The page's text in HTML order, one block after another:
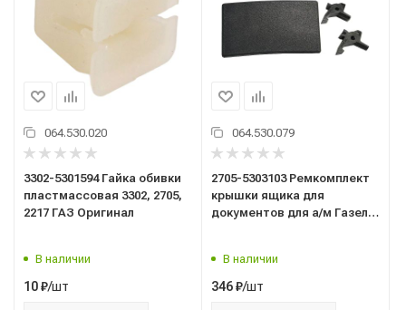
064.530.020
3302-5301594 Гайка обивки
пластмассовая 3302, 2705,
2217 ГАЗ Оригинал
В наличии
10₽/шт
064.530.079
2705-5303103 Ремкомплект
крышки ящика для
документов для а/м Газель
В наличии
346₽/шт